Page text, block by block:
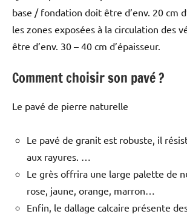
base / fondation doit être d’env. 20 cm
les zones exposées à la circulation des
être d’env. 30 – 40 cm d’épaisseur.
Comment choisir son pavé ?
Le pavé de pierre naturelle
Le pavé de granit est robuste, il
aux rayures. …
Le grès offrira une large palette de
rose, jaune, orange, marron…
Enfin, le dallage calcaire présente